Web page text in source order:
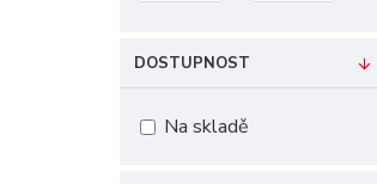
DOSTUPNOST
Na skladě